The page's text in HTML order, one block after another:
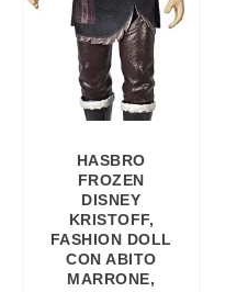
HASBRO
FROZEN
DISNEY
KRISTOFF,
FASHION DOLL
CON ABITO
MARRONE,